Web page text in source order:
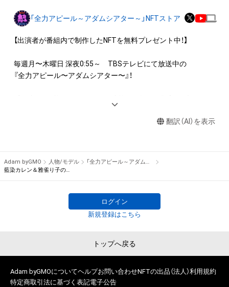
ロゴ等を含みますがこれらに限られません。)にかかる知的財産
権(著作権、特許権、実用新案権、商標権、意匠権その他の知的財
産権(それらの権利を取得し、又はそれらの権利につき登録等を
作権を有する方、著作隣接権の権利者またはその管理委託を受
けている者によって保護されています。そのため、本アイテム
・本アイテムの著作権を有する方、著作隣接権の権利者またはそ
の管理委託を受けている者からの事前の同意なしに、上記の「本
せん。)を行うことはできません。
であると判断した場合、利用をお断りさせていただきます。
「全力アピール～アダムシアター～」NFTストア
【出演者が番組内で制作したNFTを無料プレゼント中！】
毎週月〜木曜日 深夜0:55～　TBSテレビにて放送中の
『全力アピール〜アダムシアター〜』！
パフォーマンスや特技を、魂を込めて全力アピール！
※本ストア内で出品されるNFTは、Adam byGMOの認定代理店
株式会社MediBangを介して出品手続きをしており、
TBSテレビおよび番組は、NFTの出品に関わる手続き・権利には
翻訳（AI）を表示
Adam byGMO 人物/モデル
「全力アピール～アダムシアター～」NFTストア
藍染カレン＆雅雀り子のサイン入り写真
ログイン
新規登録はこちら
トップへ戻る
Adam byGMOについてヘルプお問い合わせNFTの出品（法人）利用規約
特定商取引法に基づく表記電子公告